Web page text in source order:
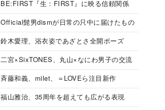
BE:FIRST『生：FIRST』に映る信頼関係
Official髭男dismが日常の只中に届けたもの
鈴木愛理、浴衣姿であざとさ全開ポーズ
二宮×SixTONES、丸山×なにわ男子の交流
斉藤和義、milet、＝LOVEら注目新作
福山雅治、35周年を超えても広がる表現